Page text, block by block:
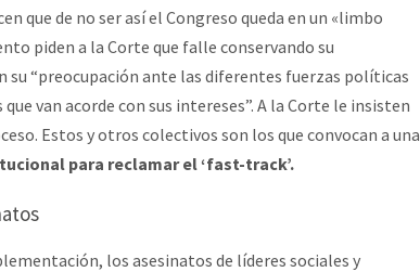
que de no ser así el Congreso queda en un «limbo
piden a la Corte que falle conservando su
su “preocupación ante las diferentes fuerzas políticas
van acorde con sus intereses”. A la Corte le insisten
Estos y otros colectivos son los que convocan a una
para reclamar el ‘fast-track’.
los asesinatos de líderes sociales y